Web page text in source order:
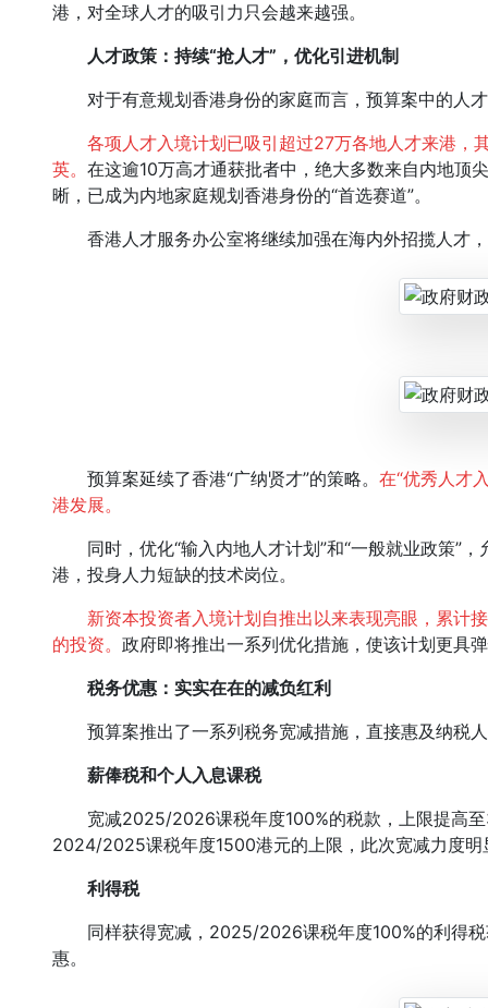
港，对全球人才的吸引力只会越来越强。
人才政策：持续“抢人才”，优化引进机制
对于有意规划香港身份的家庭而言，预算案中的人
各项人才入境计划已吸引超过27万各地人才来港，
英。 在这逾10万高才通获批者中，绝大多数来自内地顶
晰，已成为内地家庭规划香港身份的“首选赛道”。
香港人才服务办公室将继续加强在海内外招揽人才
预算案延续了香港“广纳贤才”的策略。 在“优秀人才
港发展。
同时，优化“输入内地人才计划”和“一般就业政策”，
港，投身人力短缺的技术岗位。
新资本投资者入境计划自推出以来表现亮眼，累计
的投资。 政府即将推出一系列优化措施，使该计划更具
税务优惠：实实在在的减负红利
预算案推出了一系列税务宽减措施，直接惠及纳税
薪俸税和个人入息课税
宽减2025/2026课税年度100%的税款，上限提高至
2024/2025课税年度1500港元的上限，此次宽减力度明
利得税
同样获得宽减，2025/2026课税年度100%的利得税
惠。